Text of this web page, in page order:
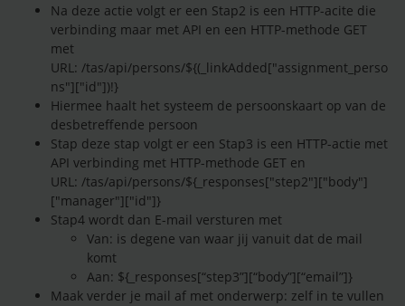
Na deze actie volgt er een Stap2 is een HTTP-acite die
verbinding maar met API en een HTTP-methode GET
met
URL: /tas/api/persons/${(_linkAdded["assignment_perso
ns"]["id"])!}
Hiermee haalt het systeem de persoonskaart op van de
desbetreffende persoon
Stap deze stap volgt er een Stap3 is een HTTP-actie met
API verbinding met HTTP-methode GET en
URL: /tas/api/persons/${_responses["step2"]["body"]
["manager"]["id"]}
Stap4 wordt dan E-mail versturen met
Van: is degene van waar jij vanuit dat de mail
komt
Aan: ${_responses[“step3”][“body”][“email”]}
Maak verder je mail af met onderwerp: zelf in te vullen